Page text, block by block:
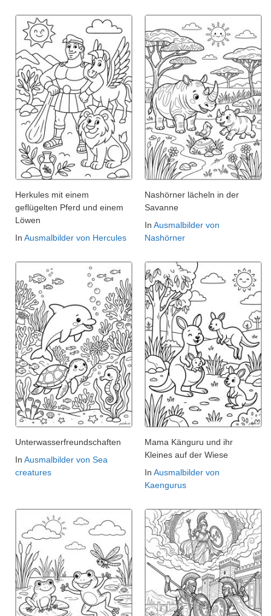
Herkules mit einem
geflügelten Pferd und einem
Löwen
In Ausmalbilder von Hercules
Nashörner lächeln in der
Savanne
In Ausmalbilder von
Nashörner
Unterwasserfreundschaften
In Ausmalbilder von Sea
creatures
Mama Känguru und ihr
Kleines auf der Wiese
In Ausmalbilder von
Kaengurus